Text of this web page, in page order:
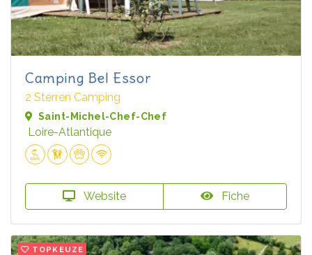
Camping Bel Essor
2 Sterren Camping
Saint-Michel-Chef-Chef
Loire-Atlantique
Website Fiche
TOPKEUZE